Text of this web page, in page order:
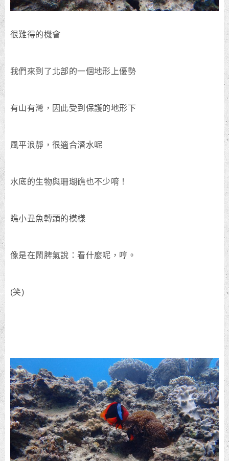
很難得的機會
我們來到了北部的一個地形上優勢
有山有灣，因此受到保護的地形下
風平浪靜，很適合潛水呢
水底的生物與珊瑚礁也不少唷！
瞧小丑魚轉頭的模樣
像是在鬧脾氣說：看什麼呢，哼。
(笑)